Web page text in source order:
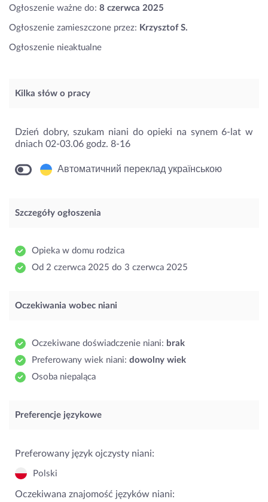
Ogłoszenie ważne do: 8 czerwca 2025
Ogłoszenie zamieszczone przez: Krzysztof S.
Ogłoszenie nieaktualne
Kilka słów o pracy
Dzień dobry, szukam niani do opieki na synem 6-lat w
dniach 02-03.06 godz. 8-16
Автоматичний переклад українською
Szczegóły ogłoszenia
Opieka w domu rodzica
Od 2 czerwca 2025 do 3 czerwca 2025
Oczekiwania wobec niani
Oczekiwane doświadczenie niani: brak
Preferowany wiek niani: dowolny wiek
Osoba niepaląca
Preferencje językowe
Preferowany język ojczysty niani:
Polski
Oczekiwana znajomość języków niani: